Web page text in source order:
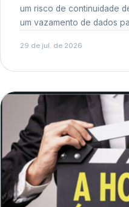
um risco de continuidade de negócio. O
um vazamento de dados
reputacional e o risco
29 de jul. de 2026